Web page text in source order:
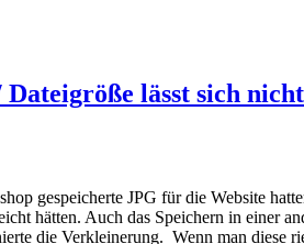
lässt sich
gespeicherte JPG für die Website
hätten. Auch das Speichern in einer
die Verkleinerung. Wenn man diese